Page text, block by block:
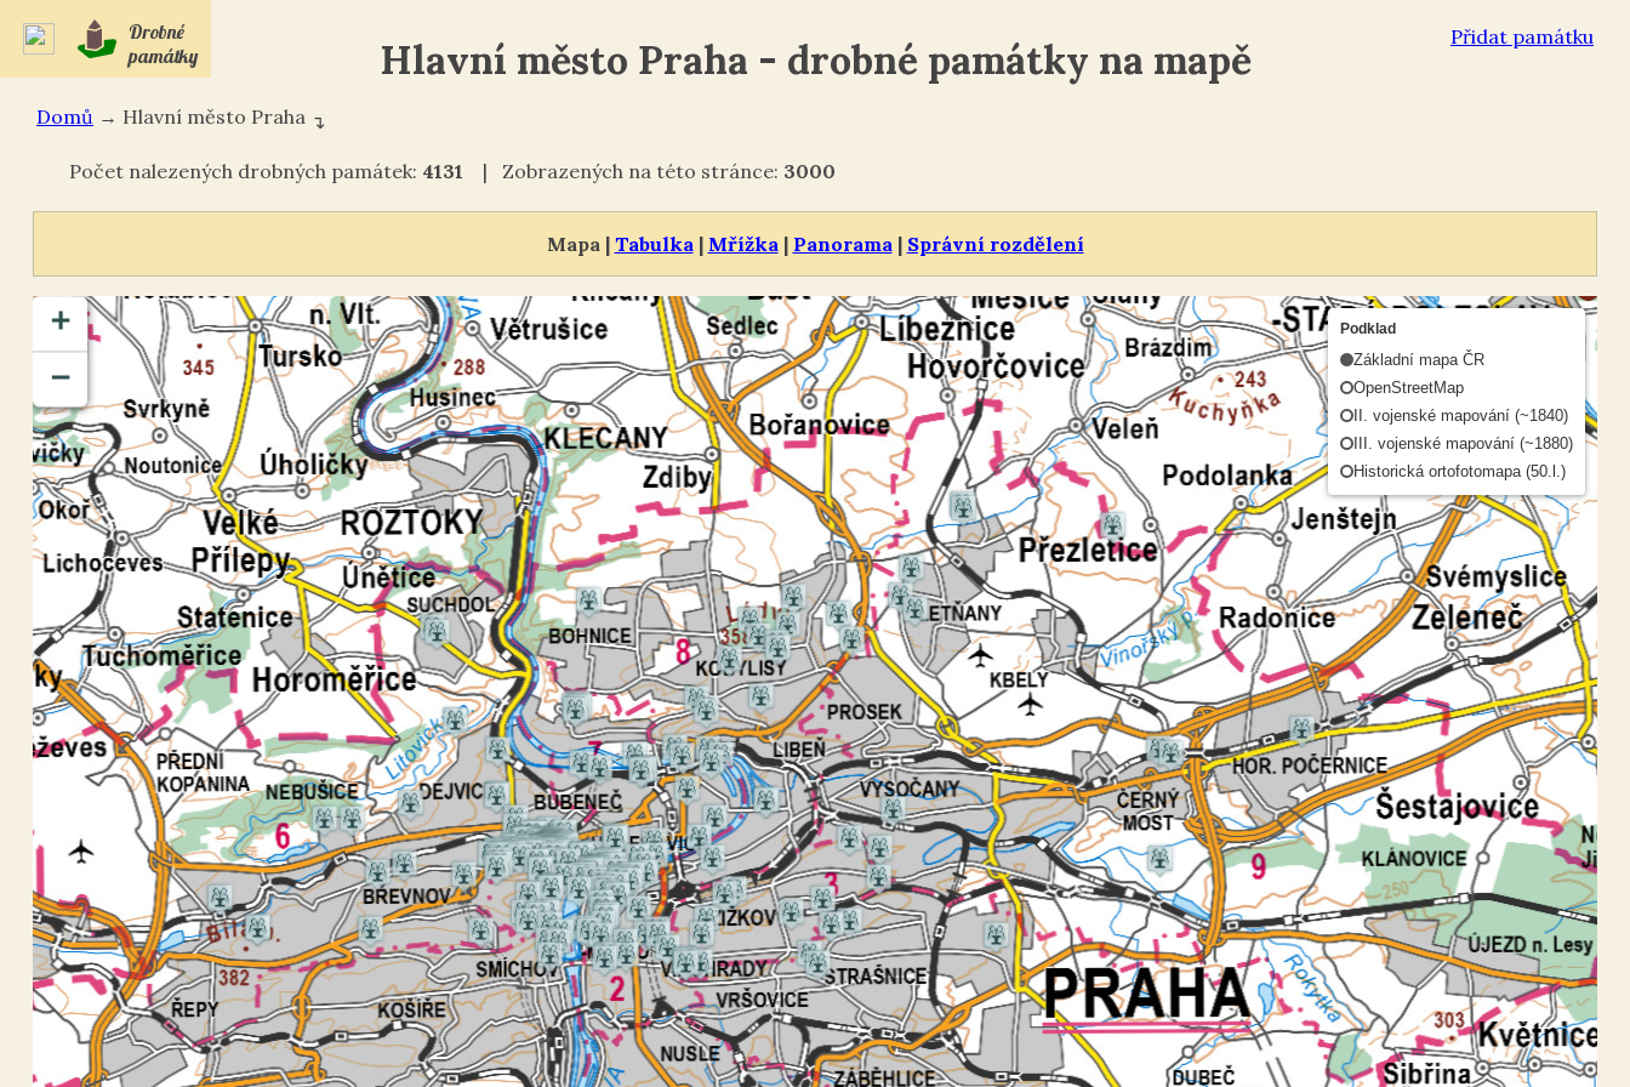
Přidat památku
Drobné
památky
Hlavní město Praha - drobné památky na mapě
Domů → Hlavní město Praha ↴
Počet nalezených drobných památek: 4131 | Zobrazených na této stránce: 3000
Mapa | Tabulka | Mřížka | Panorama | Správní rozdělení
+
−
Podklad
Základní mapa ČR
OpenStreetMap
II. vojenské mapování (~1840)
III. vojenské mapování (~1880)
Historická ortofotomapa (50.l.)